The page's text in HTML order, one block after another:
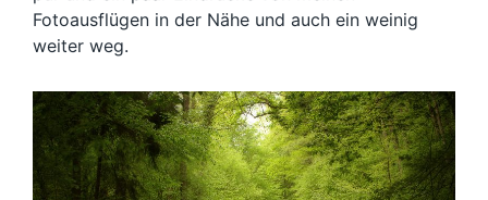
Fotoausflügen in der Nähe und auch ein weinig
weiter weg.